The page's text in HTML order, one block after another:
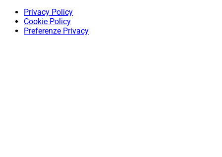
Privacy Policy
Cookie Policy
Preferenze Privacy